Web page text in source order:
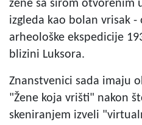
žene sa širom otvorenim
izgleda kao bolan vrisak
arheološke ekspedicije
blizini Luksora.
Znanstvenici sada imaju
"Žene koja vrišti" nakon
skeniranjem izveli